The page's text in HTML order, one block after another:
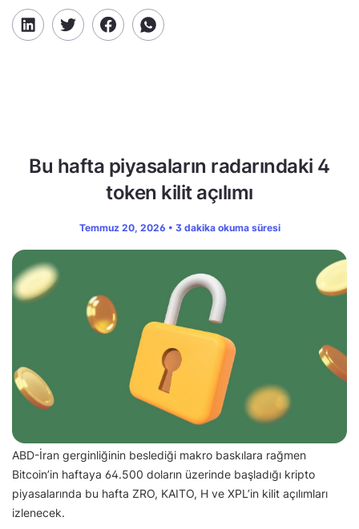
Bu hafta piyasaların radarındaki 4
token kilit açılımı
Temmuz 20, 2026 • 3 dakika okuma süresi
ABD-İran gerginliğinin beslediği makro baskılara rağmen
Bitcoin’in haftaya 64.500 doların üzerinde başladığı kripto
piyasalarında bu hafta ZRO, KAITO, H ve XPL’in kilit açılımları
izlenecek.